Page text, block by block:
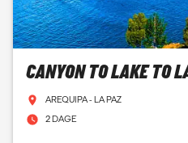
CANYON TO LAKE TO
AREQUIPA - LA PAZ
2 DAGE